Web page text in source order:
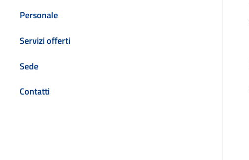
Personale
Servizi offerti
Sede
Contatti